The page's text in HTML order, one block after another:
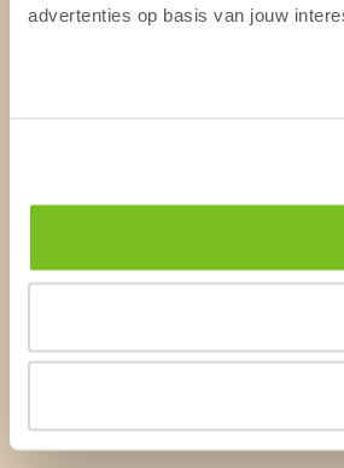
advertenties op basis van jouw